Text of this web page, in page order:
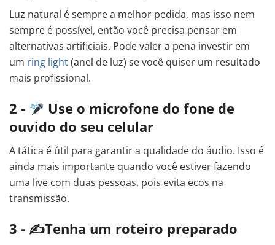
Luz natural é sempre a melhor pedida, mas isso nem
sempre é possível, então você precisa pensar em
alternativas artificiais. Pode valer a pena investir em
um ring light(anel de luz) se você quiser um resultado
mais profissional.
2 -
Use o microfone do fone de
ouvido do seu celular
A tática é útil para garantir a qualidade do áudio. Isso é
ainda mais importante quando você estiver fazendo
uma live com duas pessoas, pois evita ecos na
transmissão.
3 - ✍Tenha um roteiro preparado